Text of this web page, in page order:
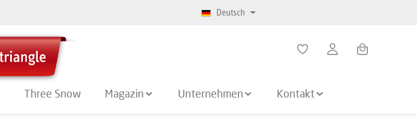
Deutsch
Warenkorb
Three Snow Magazin Unternehmen Kontakt